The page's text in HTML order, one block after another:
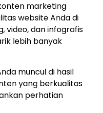
marketing
website Anda di
video, dan infografis
lebih banyak
muncul di hasil
yang berkualitas
perhatian